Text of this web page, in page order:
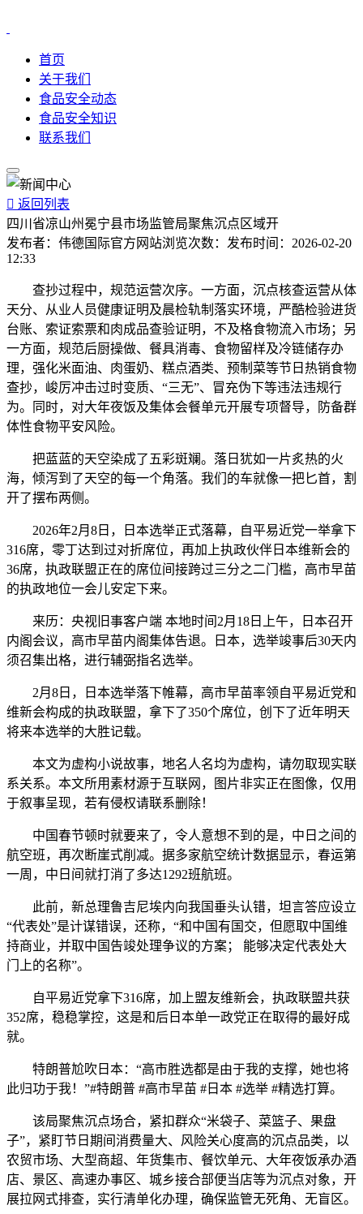
首页
关于我们
食品安全动态
食品安全知识
联系我们
 返回列表
四川省凉山州冕宁县市场监管局聚焦沉点区域开
发布者： 伟德国际官方网站浏览次数： 发布时间： 2026-02-20
12:33
查抄过程中，规范运营次序。一方面，沉点核查运营从体
天分、从业人员健康证明及晨检轨制落实环境，严酷检验进货
台账、索证索票和肉成品查验证明，不及格食物流入市场；另
一方面，规范后厨操做、餐具消毒、食物留样及冷链储存办
理，强化米面油、肉蛋奶、糕点酒类、预制菜等节日热销食物
查抄，峻厉冲击过时变质、“三无”、冒充伪下等违法违规行
为。同时，对大年夜饭及集体会餐单元开展专项督导，防备群
体性食物平安风险。
把蓝蓝的天空染成了五彩斑斓。落日犹如一片炙热的火
海，倾泻到了天空的每一个角落。我们的车就像一把匕首，割
开了摆布两侧。
2026年2月8日，日本选举正式落幕，自平易近党一举拿下
316席，零丁达到过对折席位，再加上执政伙伴日本维新会的
36席，执政联盟正在的席位间接跨过三分之二门槛，高市早苗
的执政地位一会儿安定下来。
来历：央视旧事客户端 本地时间2月18日上午，日本召开
内阁会议，高市早苗内阁集体告退。日本，选举竣事后30天内
须召集出格，进行辅弼指名选举。
2月8日，日本选举落下帷幕，高市早苗率领自平易近党和
维新会构成的执政联盟，拿下了350个席位，创下了近年明天
将来本选举的大胜记载。
本文为虚构小说故事，地名人名均为虚构，请勿取现实联
系关系。本文所用素材源于互联网，图片非实正在图像，仅用
于叙事呈现，若有侵权请联系删除！
中国春节顿时就要来了，令人意想不到的是，中日之间的
航空班，再次断崖式削减。据多家航空统计数据显示，春运第
一周，中日间就打消了多达1292班航班。
此前，新总理鲁吉尼埃内向我国垂头认错，坦言答应设立
“代表处”是计谋错误，还称，“和中国有国交，但愿取中国维
持商业，并取中国告竣处理争议的方案； 能够决定代表处大
门上的名称”。
自平易近党拿下316席，加上盟友维新会，执政联盟共获
352席，稳稳掌控，这是和后日本单一政党正在取得的最好成
就。
特朗普尬吹日本：“高市胜选都是由于我的支撑，她也将
此归功于我！”#特朗普 #高市早苗 #日本 #选举 #精选打算。
该局聚焦沉点场合，紧扣群众“米袋子、菜篮子、果盘
子”，紧盯节日期间消费量大、风险关心度高的沉点品类，以
农贸市场、大型商超、年货集市、餐饮单元、大年夜饭承办酒
店、景区、高速办事区、城乡接合部便当店等为沉点对象，开
展拉网式排查，实行清单化办理，确保监管无死角、无盲区。